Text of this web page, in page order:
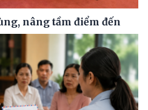
nâng tầm điểm đến